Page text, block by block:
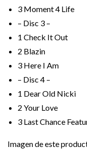
3 Moment 4 Life
– Disc 3 –
1 Check It Out
2 Blazin
3 Here I Am
– Disc 4 –
1 Dear Old Nicki
2 Your Love
3 Last Chance
Imagen de este